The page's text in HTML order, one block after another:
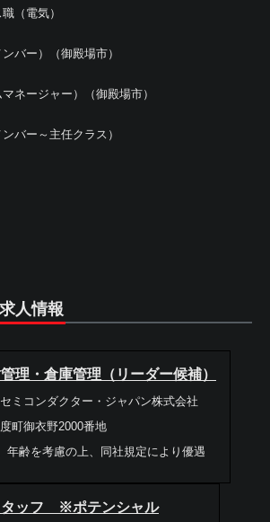
（電気）
バー）（御殿場市）
ネージャー）（御殿場市）
バー～主任クラス）
人情報
理・倉庫管理（リーダー候補）
ミコンダクター・ジャパン株式会社
町御衣野2000番地
年齢を考慮の上、同社規定により優遇
タッフ ※ポテンシャル